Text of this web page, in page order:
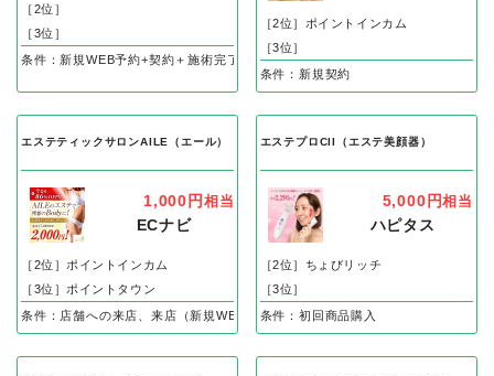
［2位］
［3位］
条件：新規WEB予約+契約＋施術完了
［2位］ポイントインカム
［3位］
条件：新規契約
エステティックサロンAILE（エール）
1,000円 相当
ECナビ
［2位］ポイントインカム
［3位］ポイントタウン
条件：店舗への来店、来店（新規WEB申し込み後、体験完了）で
エステプロCII（エステ美顔器）
5,000円相当
ハピタス
［2位］ちょびリッチ
［3位］
条件：初回商品購入